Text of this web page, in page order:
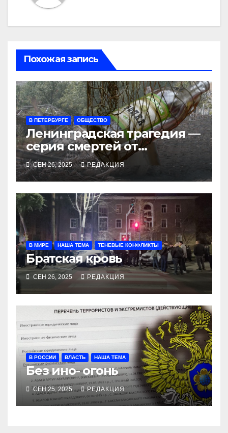
Похожая запись
В ПЕТЕРБУРГЕ ОБЩЕСТВО
Ленинградская трагедия —
серия смертей от
алкосуррогата
СЕН 26, 2025 РЕДАКЦИЯ
В МИРЕ НАША ТЕМА ТЕНЕВЫЕ КОНФЛИКТЫ
Братская кровь
СЕН 26, 2025 РЕДАКЦИЯ
В РОССИИ ВЛАСТЬ НАША ТЕМА
Без ино- огонь
СЕН 25, 2025 РЕДАКЦИЯ